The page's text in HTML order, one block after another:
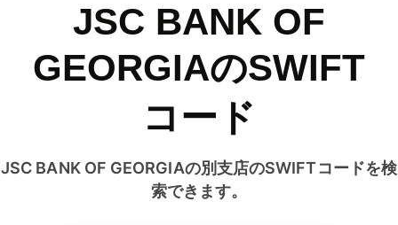
JSC BANK OF
GEORGIAのSWIFT
コード
JSC BANK OF GEORGIAの別支店のSWIFTコードを検
索できます。